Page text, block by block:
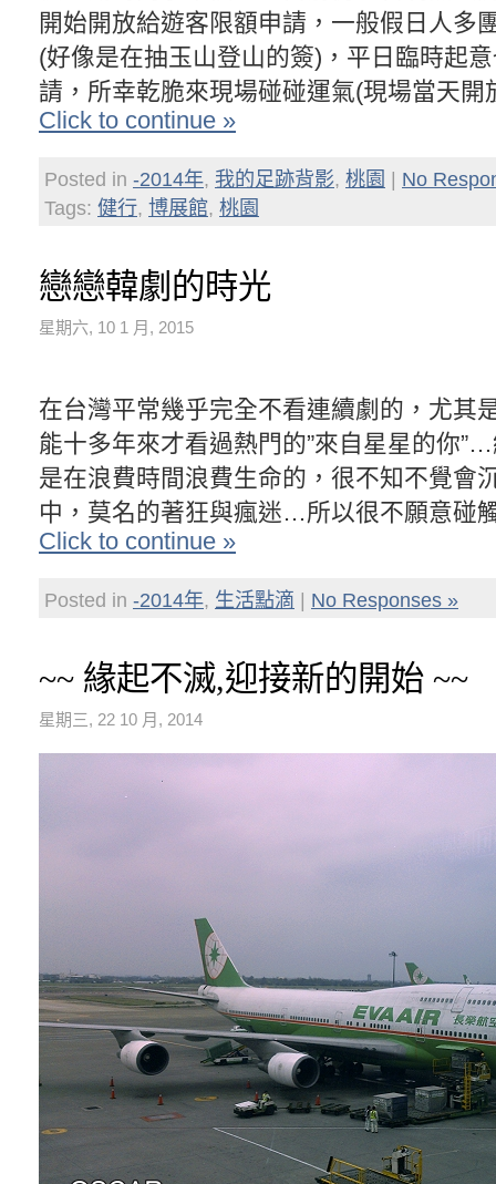
開始開放給遊客限額申請，一般假日人多
(好像是在抽玉山登山的簽)，平日臨時起
請，所幸乾脆來現場碰碰運氣(現場當天開
Click to continue »
Posted in -2014年, 我的足跡背影, 桃園
No
Tags: 健行, 博展館, 桃園
戀戀韓劇的時光
星期六, 10 1 月, 2015
在台灣平常幾乎完全不看連續劇的，尤其
能十多年來才看過熱門的”來自星星的你
是在浪費時間浪費生命的，很不知不覺會
中，莫名的著狂與瘋迷…所以很不願意碰
Click to continue »
Posted in -2014年, 生活點滴 No Responses »
~~ 緣起不滅,迎接新的開始 ~~
星期三, 22 10 月, 2014